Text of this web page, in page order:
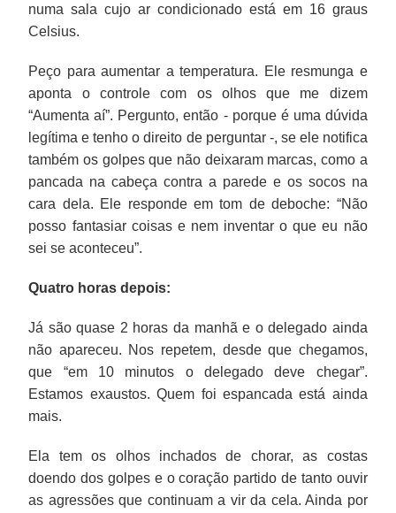
numa sala cujo ar condicionado está em 16 graus
Celsius.
Peço para aumentar a temperatura. Ele resmunga e
aponta o controle com os olhos que me dizem
“Aumenta aí”. Pergunto, então - porque é uma dúvida
legítima e tenho o direito de perguntar -, se ele notifica
também os golpes que não deixaram marcas, como a
pancada na cabeça contra a parede e os socos na
cara dela. Ele responde em tom de deboche: “Não
posso fantasiar coisas e nem inventar o que eu não
sei se aconteceu”.
Quatro horas depois:
Já são quase 2 horas da manhã e o delegado ainda
não apareceu. Nos repetem, desde que chegamos,
que “em 10 minutos o delegado deve chegar”.
Estamos exaustos. Quem foi espancada está ainda
mais.
Ela tem os olhos inchados de chorar, as costas
doendo dos golpes e o coração partido de tanto ouvir
as agressões que continuam a vir da cela. Ainda por